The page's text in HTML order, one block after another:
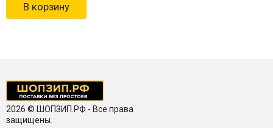
В корзину
2026 © ШОПЗИП.РФ - Все права
защищены.